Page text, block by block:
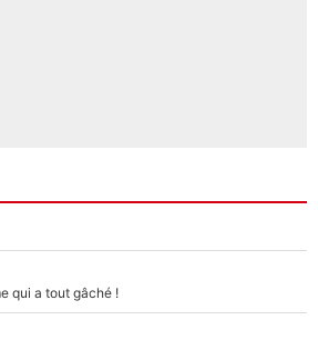
qui a tout gâché !